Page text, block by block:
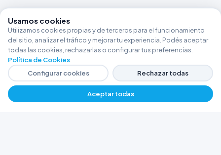
$ 80164,27 + Agregar
Usamos cookies
Utilizamos cookies propias y de terceros para el funcionamiento
del sitio, analizar el tráfico y mejorar tu experiencia. Podés aceptar
todas las cookies, rechazarlas o configurar tus preferencias.
Política de Cookies
Configurar cookies
Rechazar todas
Aceptar todas